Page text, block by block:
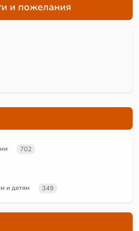
и пожелания
702
и детям 349